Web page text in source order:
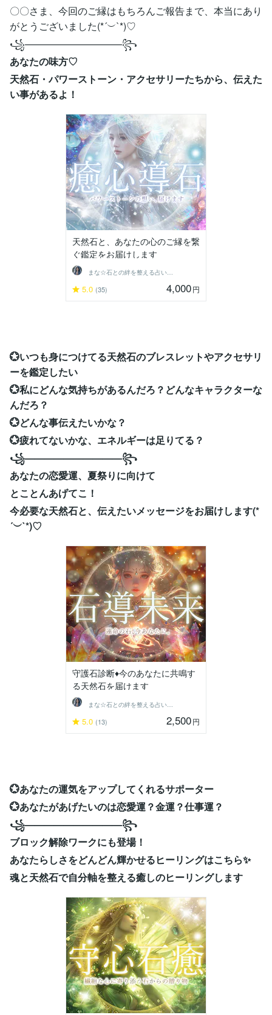
〇〇さま、今回のご縁はもちろんご報告まで、本当にあり
がとうございました(*´︶`*)♡
꧁——————————꧂
あなたの味方♡
天然石・パワーストーン・アクセサリーたちから、伝えた
い事があるよ！
天然石と、あなたの心のご縁を繋
ぐ鑑定をお届けします
まな☆石との絆を整える占い師＆セラピスト
5.0 (35) 4,000円
💮いつも身につけてる天然石のブレスレットやアクセサリ
ーを鑑定したい
💮私にどんな気持ちがあるんだろ？どんなキャラクターな
んだろ？
💮どんな事伝えたいかな？
💮疲れてないかな、エネルギーは足りてる？
꧁——————————꧂
あなたの恋愛運、夏祭りに向けて
とことんあげてこ！
今必要な天然石と、伝えたいメッセージをお届けします(*
´︶`*)♡
守護石診断♦今のあなたに共鳴す
る天然石を届けます
5.0 (13) 2,500円
💮あなたの運気をアップしてくれるサポーター
💮あなたがあげたいのは恋愛運？金運？仕事運？
꧁——————————꧂
ブロック解除ワークにも登場！
あなたらしさをどんどん輝かせるヒーリングはこちら✨
魂と天然石で自分軸を整える癒しのヒーリングします